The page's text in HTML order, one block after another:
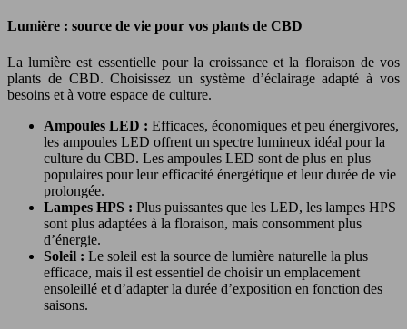
Lumière : source de vie pour vos plants de CBD
La lumière est essentielle pour la croissance et la floraison de vos
plants de CBD. Choisissez un système d’éclairage adapté à vos
besoins et à votre espace de culture.
Ampoules LED : Efficaces, économiques et peu énergivores,
les ampoules LED offrent un spectre lumineux idéal pour la
culture du CBD. Les ampoules LED sont de plus en plus
populaires pour leur efficacité énergétique et leur durée de vie
prolongée.
Lampes HPS : Plus puissantes que les LED, les lampes HPS
sont plus adaptées à la floraison, mais consomment plus
d’énergie.
Soleil : Le soleil est la source de lumière naturelle la plus
efficace, mais il est essentiel de choisir un emplacement
ensoleillé et d’adapter la durée d’exposition en fonction des
saisons.